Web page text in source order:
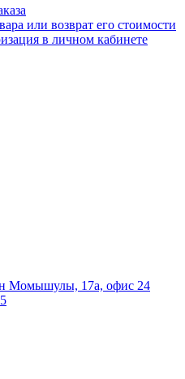
или возврат его стоимости
в личном кабинете
Момышулы, 17а, офис 24